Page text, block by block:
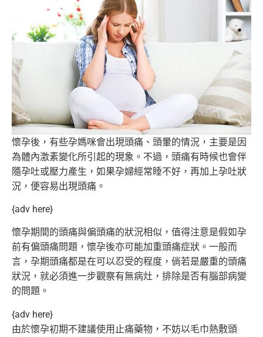
懷孕後，有些孕媽咪會出現頭痛、頭暈的情況， 主要是因
為體內激素變化所引起的現象。不過， 頭痛有時候也會伴
隨孕吐或壓力產生，如果孕婦經常睡不好， 再加上孕吐狀
況，便容易出現頭痛。
{adv here}
懷孕期間的頭痛與偏頭痛的狀況相似， 值得注意是假如孕
前有偏頭痛問題，懷孕後亦可能加重頭痛症狀。 一般而
言，孕期頭痛都是在可以忍受的程度， 倘若是嚴重的頭痛
狀況，就必須進一步觀察有無病灶， 排除是否有腦部病變
的問題。
{adv here}
由於懷孕初期不建議使用止痛藥物，不妨以毛巾熱敷頭